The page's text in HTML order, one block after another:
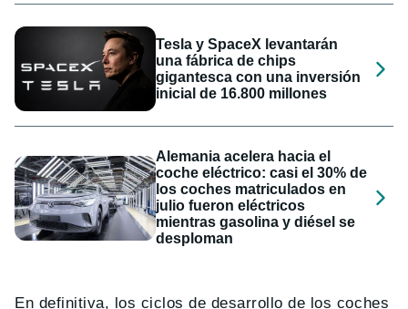
Tesla y SpaceX levantarán
una fábrica de chips
gigantesca con una inversión
inicial de 16.800 millones
Alemania acelera hacia el
coche eléctrico: casi el 30% de
los coches matriculados en
julio fueron eléctricos
mientras gasolina y diésel se
desploman
En definitiva, los ciclos de desarrollo de los coches